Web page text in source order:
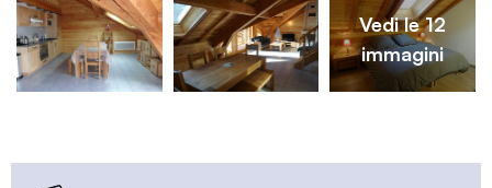
Vedi le 12
immagini